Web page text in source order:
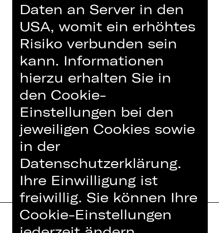
Termine und Besetzung
TERMINE UND BESETZUNG
Daten an Server in den
USA, womit ein erhöhtes
Risiko verbunden sein
kann. Informationen
hierzu erhalten Sie in
den Cookie-
Einstellungen bei den
jeweiligen Cookies sowie
in der
Datenschutzerklärung.
Ihre Einwilligung ist
freiwillig. Sie können Ihre
Cookie-Einstellungen